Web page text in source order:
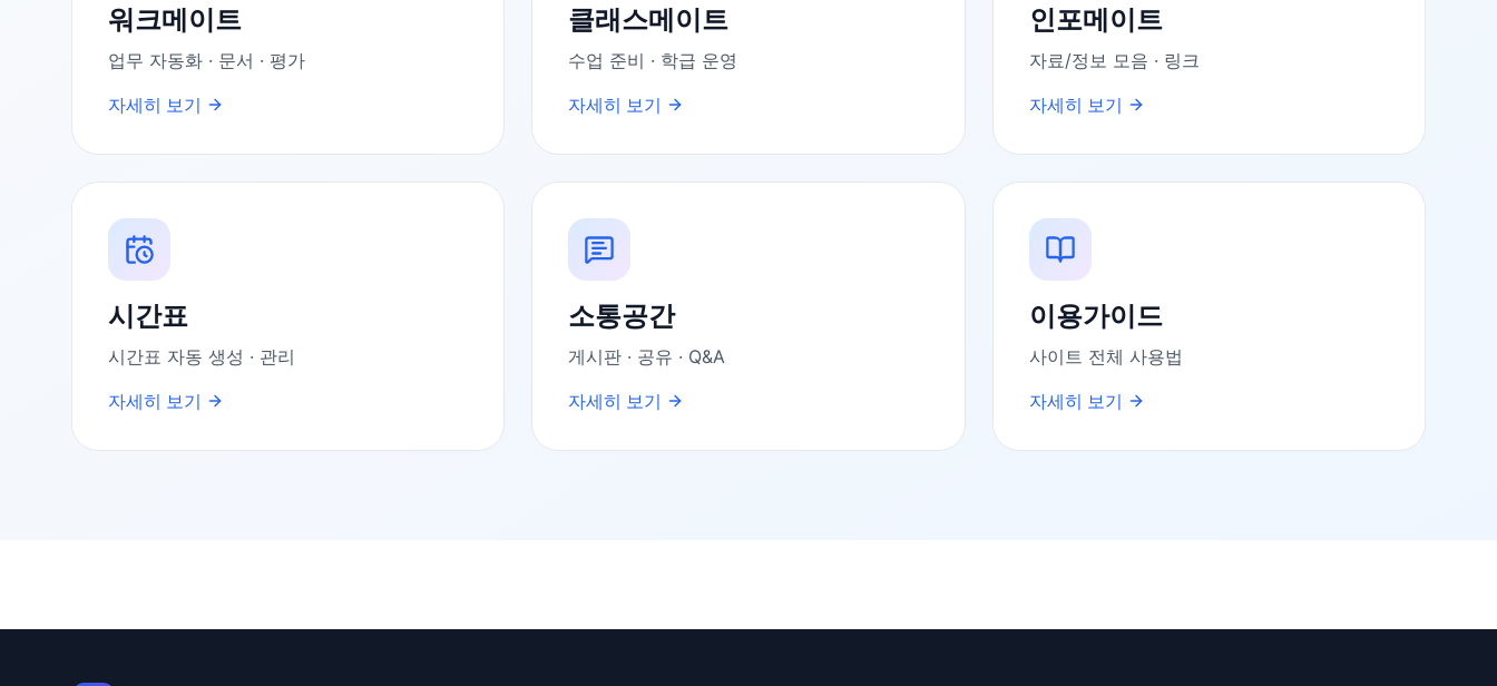
워크메이트
업무 자동화 · 문서 · 평가
자세히 보기
클래스메이트
수업 준비 · 학급 운영
자세히 보기
인포메이트
자료/정보 모음 · 링크
자세히 보기
시간표
시간표 자동 생성 · 관리
자세히 보기
소통공간
게시판 · 공유 · Q&A
자세히 보기
이용가이드
사이트 전체 사용법
자세히 보기